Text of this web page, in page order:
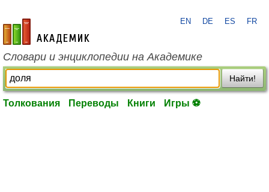
academic.ru
EN DE ES FR
Словари и энциклопедии на Академике
Найти!
Толкования Переводы Книги Игры ⚽